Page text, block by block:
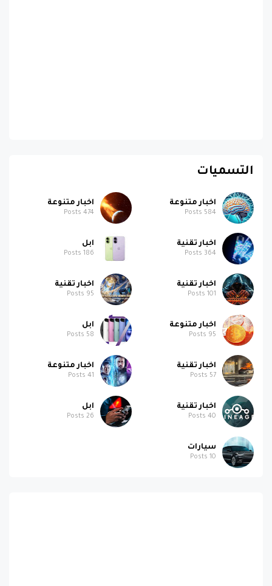
التسميات
اخبار متنوعة
584
اخبار متنوعة
474
اخبار تقنية
364
ابل
186
اخبار تقنية
101
اخبار تقنية
95
اخبار متنوعة
95
ابل
58
اخبار تقنية
57
اخبار متنوعة
41
اخبار تقنية
40
ابل
26
سيارات
10